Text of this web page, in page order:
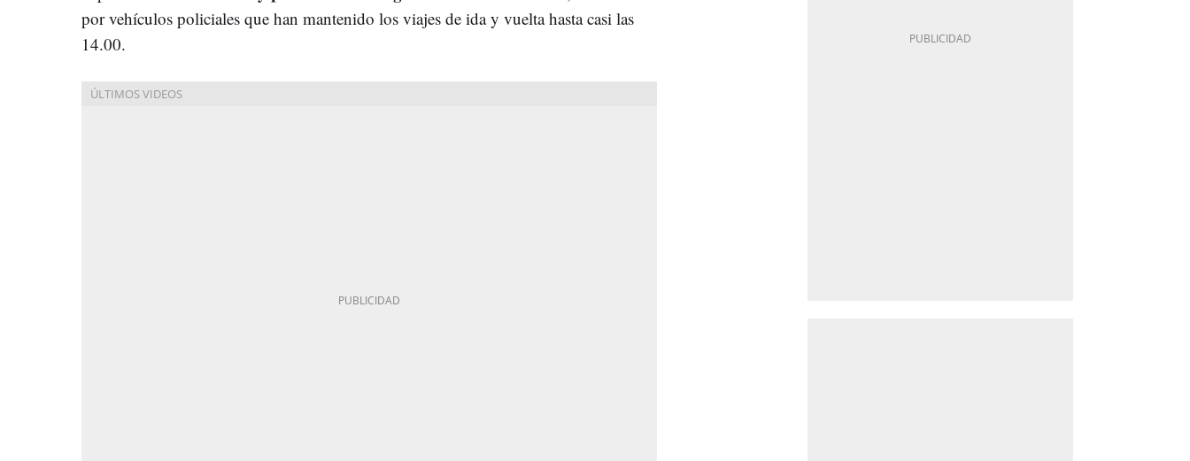
por vehículos policiales que han mantenido los viajes de ida y vuelta hasta casi las
14.00.